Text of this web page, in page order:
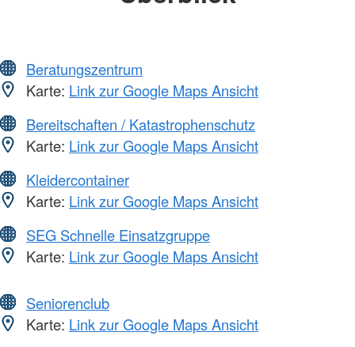
Beratungszentrum
Karte: Link zur Google Maps Ansicht
Bereitschaften / Katastrophenschutz
Karte: Link zur Google Maps Ansicht
Kleidercontainer
Karte: Link zur Google Maps Ansicht
SEG Schnelle Einsatzgruppe
Karte: Link zur Google Maps Ansicht
Seniorenclub
Karte: Link zur Google Maps Ansicht